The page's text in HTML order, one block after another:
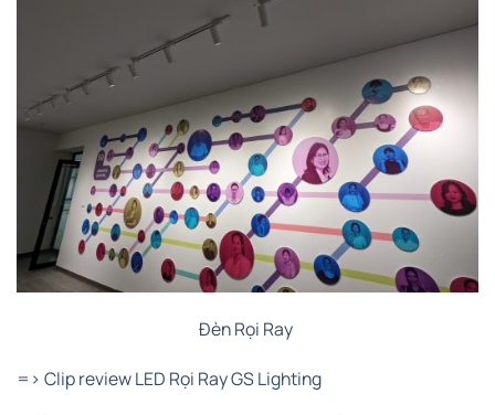
Đèn Rọi Ray
=> Clip review LED Rọi Ray GS Lighting